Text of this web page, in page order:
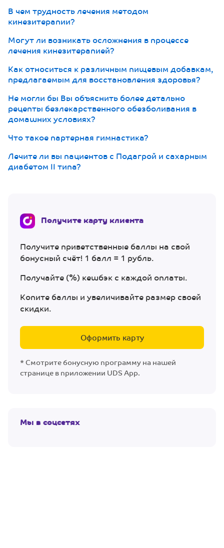
Получите карту клиента
Получите приветственные баллы на свой
бонусный счёт! 1 балл = 1 рубль.
Получайте (%) кешбэк с каждой оплаты.
Копите баллы и увеличивайте размер своей
скидки.
Оформить карту
* Смотрите бонусную программу на нашей
странице в приложении UDS App.
Мы в соцсетях
В чем трудность лечения методом
кинезитерапии?
Могут ли возникать осложнения в процессе
лечения кинезитерапией?
Как относиться к различным пищевым добавкам,
предлагаемым для восстановления здоровья?
Не могли бы Вы объяснить более детально
рецепты безлекарственного обезболивания в
домашних условиях?
Что такое партерная гимнастика?
Лечите ли вы пациентов с Подагрой и сахарным
диабетом II типа?